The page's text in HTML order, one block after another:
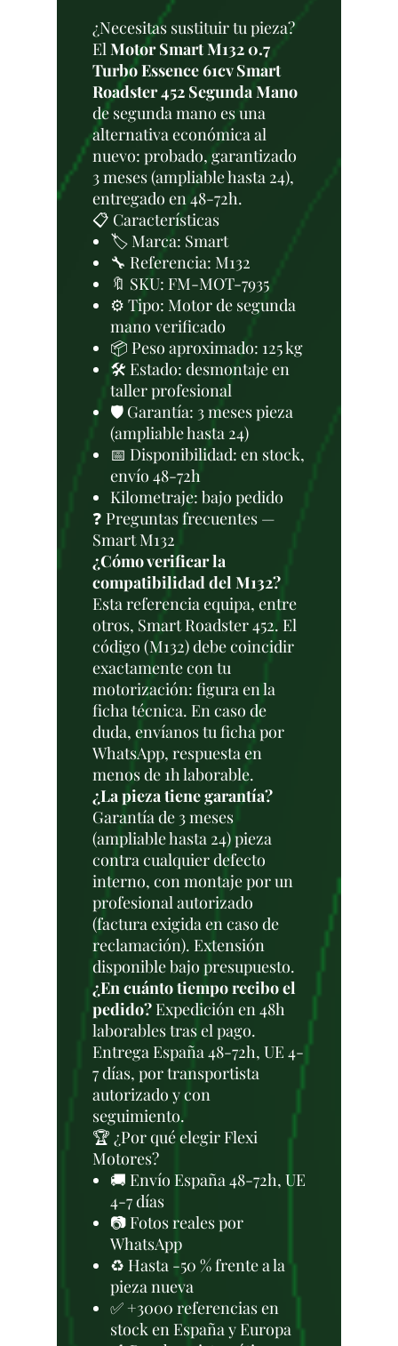
¿Necesitas sustituir tu pieza?
ElMotor Smart M132 0.7
Turbo Essence 61cv Smart
Roadster 452 Segunda Mano
de segunda mano es una
alternativa económica al
nuevo: probado, garantizado
3 meses (ampliable hasta 24),
entregado en 48-72h.
📋 Características
🏷️ Marca: Smart
🔧 Referencia: M132
🔖 SKU: FM-MOT-7935
⚙️ Tipo: Motor de segunda
mano verificado
📦 Peso aproximado: 125 kg
🛠 Estado: desmontaje en
taller profesional
🛡️ Garantía: 3 meses pieza
(ampliable hasta 24)
📅 Disponibilidad: en stock,
envío 48-72h
Kilometraje: bajo pedido
❓ Preguntas frecuentes —
Smart M132
¿Cómo verificar la
compatibilidad del M132?
Esta referencia equipa, entre
otros, Smart Roadster 452. El
código (M132) debe coincidir
exactamente con tu
motorización: figura en la
ficha técnica. En caso de
duda, envíanos tu ficha por
WhatsApp, respuesta en
menos de 1h laborable.
¿La pieza tiene garantía?
Garantía de 3 meses
(ampliable hasta 24) pieza
contra cualquier defecto
interno, con montaje por un
profesional autorizado
(factura exigida en caso de
reclamación). Extensión
disponible bajo presupuesto.
¿En cuánto tiempo recibo el
pedido? Expedición en 48h
laborables tras el pago.
Entrega España 48-72h, UE 4-
7 días, por transportista
autorizado y con
seguimiento.
🏆 ¿Por qué elegir Flexi
Motores?
🚚 Envío España 48-72h, UE
4-7 días
📷 Fotos reales por
WhatsApp
♻️ Hasta -50 % frente a la
pieza nueva
✅ +3000 referencias en
stock en España y Europa